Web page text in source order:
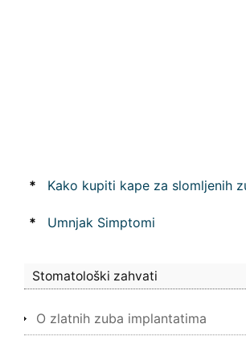
* Kako kupiti kape za slomljenih
* Umnjak Simptomi
Stomatološki zahvati
O zlatnih zuba implantatima